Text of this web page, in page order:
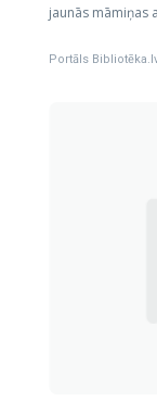
jaunās māmiņas
Portāls Bibliotēka.lv